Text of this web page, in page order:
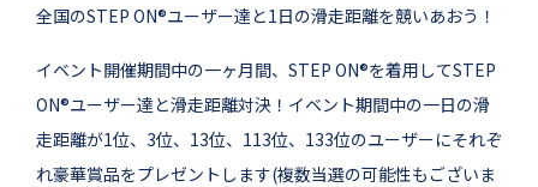
全国のSTEP ON®ユーザー達と1日の滑走距離を競いあおう！
イベント開催期間中の一ヶ月間、STEP ON®を着用してSTEP
ON®ユーザー達と滑走距離対決！イベント期間中の一日の滑
走距離が1位、3位、13位、113位、133位のユーザーにそれぞ
れ豪華賞品をプレゼントします(複数当選の可能性もございま